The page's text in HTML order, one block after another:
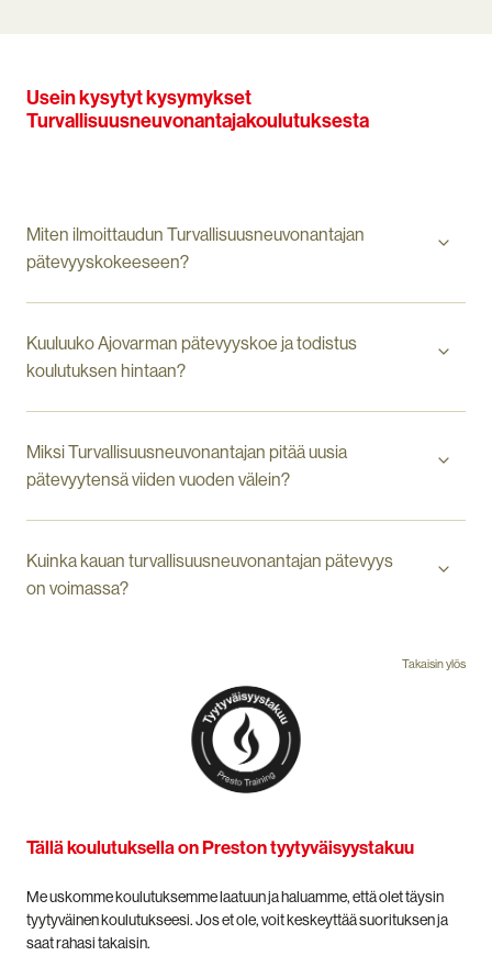
Usein kysytyt kysymykset
Turvallisuusneuvonantaja­koulutuksesta
Miten ilmoittaudun Turvallisuusneuvonantajan
pätevyyskokeeseen?
Kuuluuko Ajovarman pätevyyskoe ja todistus
koulutuksen hintaan?
Miksi Turvallisuusneuvonantajan pitää uusia
pätevyytensä viiden vuoden välein?
Kuinka kauan turvallisuusneuvonantajan pätevyys
on voimassa?
Takaisin ylös
Tällä koulutuksella on Preston tyytyväisyystakuu
Me uskomme koulutuksemme laatuun ja haluamme, että olet täysin
tyytyväinen koulutukseesi. Jos et ole, voit keskeyttää suorituksen ja
saat rahasi takaisin.